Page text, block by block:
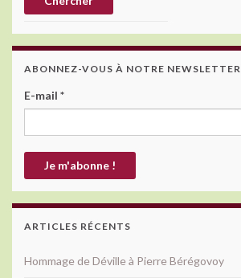
ABONNEZ-VOUS À NOTRE NEWSLETTER
E-mail *
ARTICLES RÉCENTS
Hommage de Déville à Pierre Bérégovoy